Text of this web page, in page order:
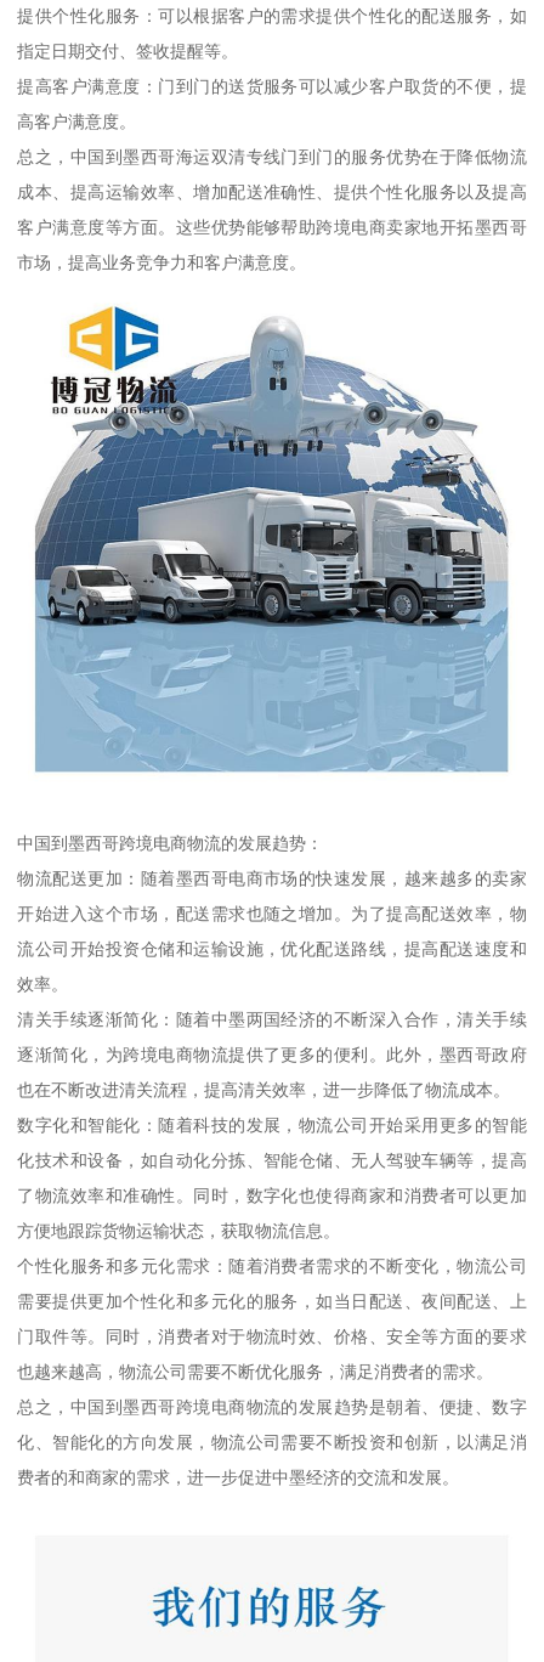
提供个性化服务：可以根据客户的需求提供个性化的配送服务，如
指定日期交付、签收提醒等。
提高客户满意度：门到门的送货服务可以减少客户取货的不便，提
高客户满意度。
总之，中国到墨西哥海运双清专线门到门的服务优势在于降低物流
成本、提高运输效率、增加配送准确性、提供个性化服务以及提高
客户满意度等方面。这些优势能够帮助跨境电商卖家地开拓墨西哥
市场，提高业务竞争力和客户满意度。
中国到墨西哥跨境电商物流的发展趋势：
物流配送更加：随着墨西哥电商市场的快速发展，越来越多的卖家
开始进入这个市场，配送需求也随之增加。为了提高配送效率，物
流公司开始投资仓储和运输设施，优化配送路线，提高配送速度和
效率。
清关手续逐渐简化：随着中墨两国经济的不断深入合作，清关手续
逐渐简化，为跨境电商物流提供了更多的便利。此外，墨西哥政府
也在不断改进清关流程，提高清关效率，进一步降低了物流成本。
数字化和智能化：随着科技的发展，物流公司开始采用更多的智能
化技术和设备，如自动化分拣、智能仓储、无人驾驶车辆等，提高
了物流效率和准确性。同时，数字化也使得商家和消费者可以更加
方便地跟踪货物运输状态，获取物流信息。
个性化服务和多元化需求：随着消费者需求的不断变化，物流公司
需要提供更加个性化和多元化的服务，如当日配送、夜间配送、上
门取件等。同时，消费者对于物流时效、价格、安全等方面的要求
也越来越高，物流公司需要不断优化服务，满足消费者的需求。
总之，中国到墨西哥跨境电商物流的发展趋势是朝着、便捷、数字
化、智能化的方向发展，物流公司需要不断投资和创新，以满足消
费者的和商家的需求，进一步促进中墨经济的交流和发展。